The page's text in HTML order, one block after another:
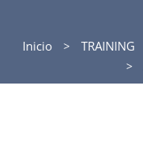
Inicio TRAINING